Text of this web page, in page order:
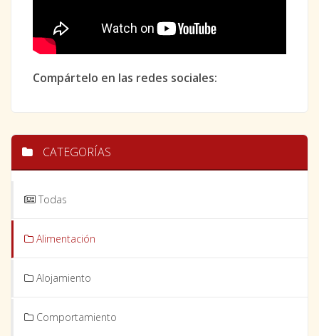
Compártelo en las redes sociales:
CATEGORÍAS
Todas
Alimentación
Alojamiento
Comportamiento